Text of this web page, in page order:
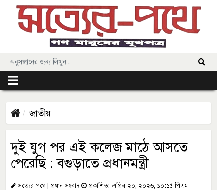
জাতীয়
দুই যুগ পর এই কলেজ মাঠে আসতে
পেরেছি : বগুড়াতে প্রধানমন্ত্রী
সত্যের পথে | প্রধান সংবাদ প্রকাশিত: এপ্রিল ২০, ২০২৬, ১০:১৫ পিএম